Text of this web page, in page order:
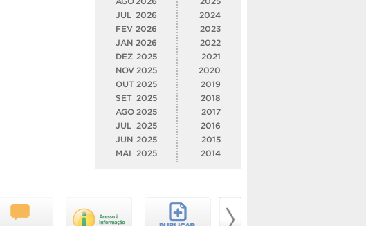
JUL 2026
FEV 2026
JAN 2026
DEZ 2025
NOV 2025
OUT 2025
SET 2025
AGO 2025
JUL
2025
JUN 2025
MAI
2025
2024
2023
2022
2021
2020
2019
2018
2017
2016
2015
2014